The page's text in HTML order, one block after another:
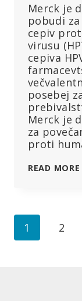
Merck je
pobudi
cepiv
virusu
cepiva
posebej
Merck je
za
proti
READ MORE
Page
1 2